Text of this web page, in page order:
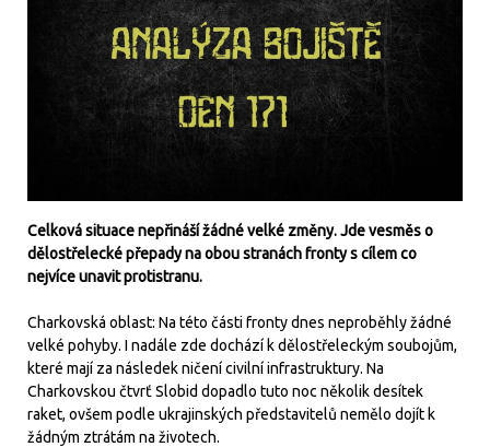
Celková situace nepřináší žádné velké změny. Jde vesměs o
dělostřelecké přepady na obou stranách fronty s cílem co
nejvíce unavit protistranu.
Charkovská oblast: Na této části fronty dnes neproběhly žádné
velké pohyby. I nadále zde dochází k dělostřeleckým soubojům,
které mají za následek ničení civilní infrastruktury. Na
Charkovskou čtvrť Slobid dopadlo tuto noc několik desítek
raket, ovšem podle ukrajinských představitelů nemělo dojít k
žádným ztrátám na životech.